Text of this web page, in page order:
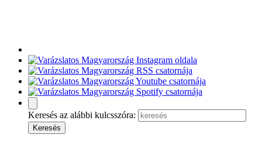
Keresés az alábbi kulcsszóra: